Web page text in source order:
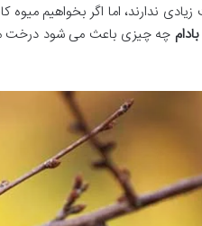
ندارند، اما اگر بخواهیم
چه چیزی باعث می شود درخت